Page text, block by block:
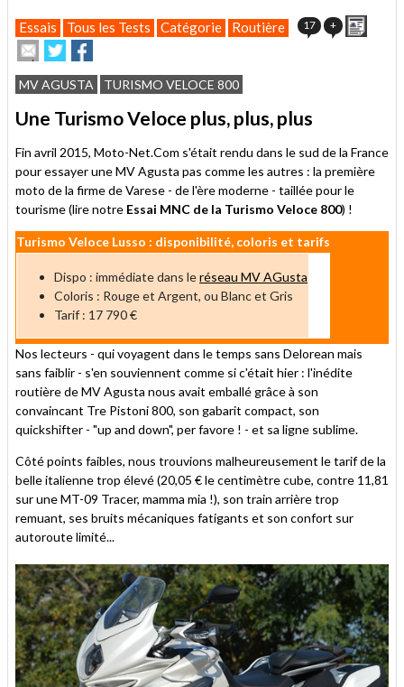
Essais Tous les Tests Catégorie Routière 17 +
Envoyer
cet
article
à
un
ami
Partager
sur
Twitter
sur
Facebook
MV AGUSTA TURISMO VELOCE 800
Une Turismo Veloce plus, plus, plus
Fin avril 2015, Moto-Net.Com s'était rendu dans le sud de la France
pour essayer une MV Agusta pas comme les autres : la première
moto de la firme de Varese - de l'ère moderne - taillée pour le
tourisme (lire notre Essai MNC de la Turismo Veloce 800) !
Turismo Veloce Lusso : disponibilité, coloris et tarifs
Dispo : immédiate dans leréseau MV AGusta
Coloris : Rouge et Argent, ou Blanc et Gris
Tarif : 17 790 €
Nos lecteurs - qui voyagent dans le temps sans Delorean mais
sans faiblir - s'en souviennent comme si c'était hier : l'inédite
routière de MV Agusta nous avait emballé grâce à son
convaincant Tre Pistoni 800, son gabarit compact, son
quickshifter - "up and down", per favore ! - et sa ligne sublime.
Côté points faibles, nous trouvions malheureusement le tarif de la
belle italienne trop élevé (20,05 € le centimètre cube, contre 11,81
sur une MT-09 Tracer, mamma mia !), son train arrière trop
remuant, ses bruits mécaniques fatigants et son confort sur
autoroute limité...